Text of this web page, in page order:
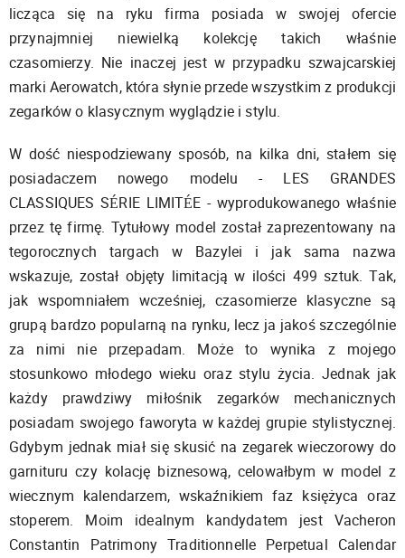
licząca się na ryku firma posiada w swojej ofercie
przynajmniej niewielką kolekcję takich właśnie
czasomierzy. Nie inaczej jest w przypadku szwajcarskiej
marki Aerowatch, która słynie przede wszystkim z produkcji
zegarków o klasycznym wyglądzie i stylu.
W dość niespodziewany sposób, na kilka dni, stałem się
posiadaczem nowego modelu - LES GRANDES
CLASSIQUES SÉRIE LIMITÉE - wyprodukowanego właśnie
przez tę firmę. Tytułowy model został zaprezentowany na
tegorocznych targach w Bazylei i jak sama nazwa
wskazuje, został objęty limitacją w ilości 499 sztuk. Tak,
jak wspomniałem wcześniej, czasomierze klasyczne są
grupą bardzo popularną na rynku, lecz ja jakoś szczególnie
za nimi nie przepadam. Może to wynika z mojego
stosunkowo młodego wieku oraz stylu życia. Jednak jak
każdy prawdziwy miłośnik zegarków mechanicznych
posiadam swojego faworyta w każdej grupie stylistycznej.
Gdybym jednak miał się skusić na zegarek wieczorowy do
garnituru czy kolację biznesową, celowałbym w model z
wiecznym kalendarzem, wskaźnikiem faz księżyca oraz
stoperem. Moim idealnym kandydatem jest Vacheron
Constantin Patrimony Traditionnelle Perpetual Calendar